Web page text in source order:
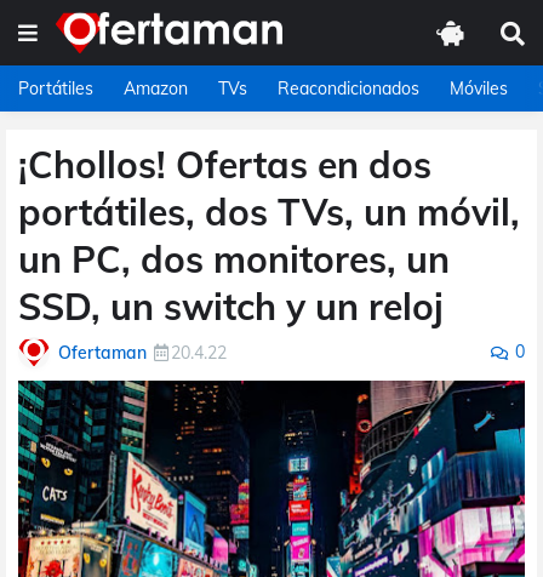
Portátiles Amazon TVs Reacondicionados Móviles
¡Chollos! Ofertas en dos
portátiles, dos TVs, un móvil,
un PC, dos monitores, un
SSD, un switch y un reloj
Ofertaman 20.4.22 0